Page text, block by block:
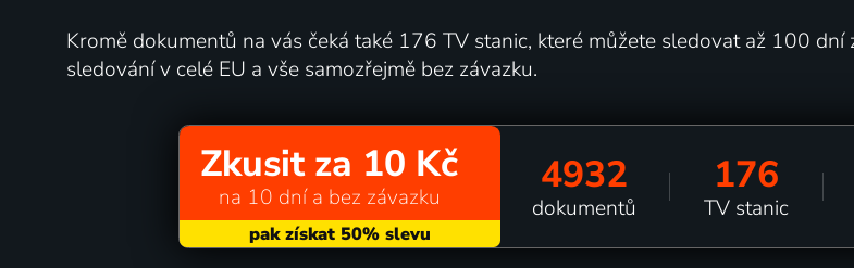
Kromě dokumentů na vás čeká také 176 TV stanic, které můžete sledovat až 100
sledování v celé EU a vše samozřejmě bez závazku.
Zkusit za 10 Kč
na 10 dní a bez závazku 4932
dokumentů
176
TV stanic